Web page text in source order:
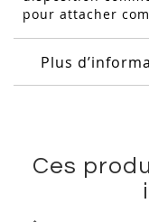
pour attacher
Plus
Ces